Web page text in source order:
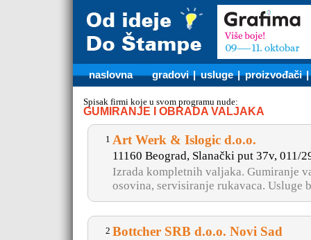
naslovna gradovi |usluge |proizvođači |
Spisak firmi koje u svom programu nude:
GUMIRANJE I OBRADA VALJAKA
1 Art Werk & Islogic d.o.o.
11160 Beograd, Slanački put 37v, 011/
Izrada kompletnih valjaka. Gumiranje
osovina, servisiranje rukavaca. Usluge
2 Bottcher SRB d.o.o. Novi Sad